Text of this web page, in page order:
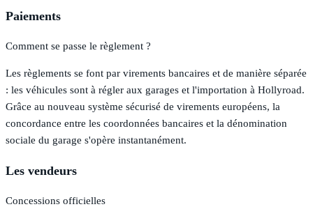
Paiements
Comment se passe le règlement ?
Les règlements se font par virements bancaires et de manière séparée
: les véhicules sont à régler aux garages et l'importation à Hollyroad.
Grâce au nouveau système sécurisé de virements européens, la
concordance entre les coordonnées bancaires et la dénomination
sociale du garage s'opère instantanément.
Les vendeurs
Concessions officielles